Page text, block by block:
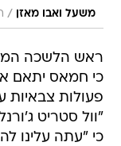
משעל ואבו מאזן
/
ראש הלשכה
כי חמאס יתאם
פעולות צבאיות
"וול סטריט
כי "עתה עלינו